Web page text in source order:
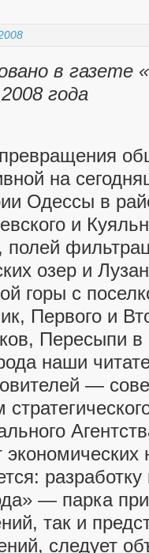
в газете
года
на
Одессы в
и
полей
озер и
горы с
Первого и
Пересыпи
наши
—
— парка
так и
следует